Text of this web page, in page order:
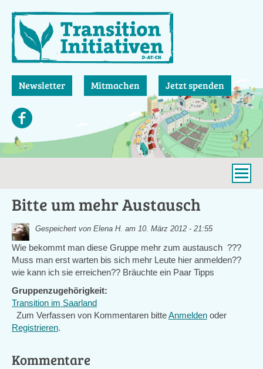
zum
Inhalt
Newsletter Mitmachen Jetzt spenden
Bitte um mehr Austausch
Gespeichert von Elena H. am 10. März 2012 - 21:55
Wie bekommt man diese Gruppe mehr zum austausch ???
Muss man erst warten bis sich mehr Leute hier anmelden??
wie kann ich sie erreichen?? Bräuchte ein Paar Tipps
Gruppenzugehörigkeit:
Transition im Saarland
Zum Verfassen von Kommentaren bitteAnmeldenoder
Registrieren.
Kommentare